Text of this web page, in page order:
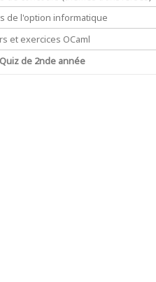
de l'option informatique
et exercices OCaml
de 2nde année